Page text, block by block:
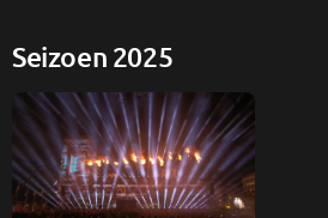
Seizoen 2025